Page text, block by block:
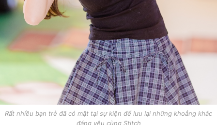
Rất nhiều bạn trẻ đã có mặt tại sự kiện để lưu lại những khoẳng khắc
đáng yêu cùng Stitch